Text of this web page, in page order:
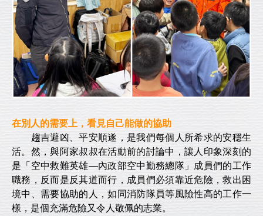
在別人的需要上，看見自己能做的協助
趨吉避凶、平安順遂，是我們每個人所希求的安穩生
活。然，與阿家叔叔在活動前的討論中，讓人印象深刻的
是「空中救難英雄—內政部空中勤務總隊」成員們的工作
職務，反而是反其道而行，成員們必須靠近危險，救出困
境中、需要協助的人，如同消防隊員等風險性高的工作一
樣，是個充滿危險又令人敬佩的志業。